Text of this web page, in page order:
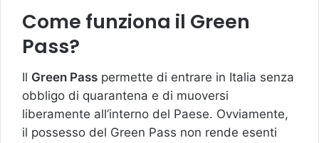
Come funziona il Green
Pass?
Il Green Pass permette di entrare in Italia senza
obbligo di quarantena e di muoversi
liberamente all’interno del Paese. Ovviamente,
il possesso del Green Pass non rende esenti